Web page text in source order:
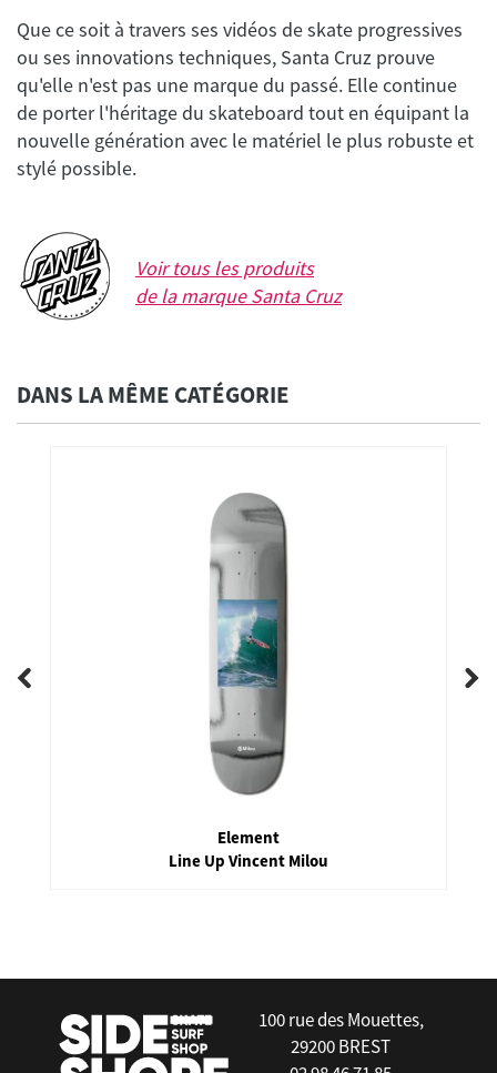
Que ce soit à travers ses vidéos de skate progressives
ou ses innovations techniques, Santa Cruz prouve
qu'elle n'est pas une marque du passé. Elle continue
de porter l'héritage du skateboard tout en équipant la
nouvelle génération avec le matériel le plus robuste et
stylé possible.
Voir tous les produits
de la marqueSanta Cruz
DANS LA MÊME CATÉGORIE
Element
Line Up Vincent Milou
100 rue des Mouettes,
29200 BREST